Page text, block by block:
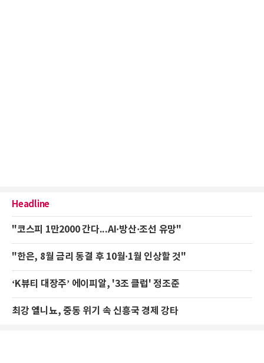
Headline
"코스피 1만2000 간다...AI·방산·조선 유망"
"한은, 8월 금리 동결 후 10월·1월 인상할 것"
‘K뷰티 대장주’ 에이피알, '3조 클럽' 정조준
최강 엘니뇨, 중동 위기 속 신흥국 경제 강타